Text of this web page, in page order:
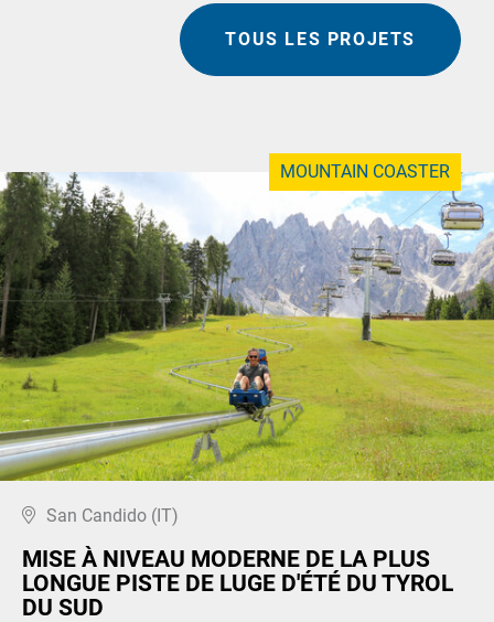
TOUS LES PROJETS
MOUNTAIN COASTER
San Candido (IT)
MISE À NIVEAU MODERNE DE LA PLUS
LONGUE PISTE DE LUGE D'ÉTÉ DU TYROL
DU SUD